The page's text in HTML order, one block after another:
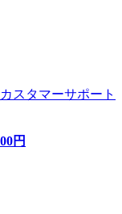
スタマーサポート
円